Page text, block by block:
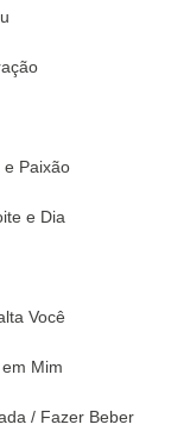
Paixão
e Dia
Você
Mim
/ Fazer Beber